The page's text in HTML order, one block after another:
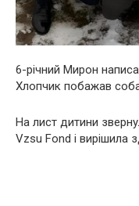
6-річний Мирон
Хлопчик побажав
На лист дитини
Vzsu Fond і вирішила